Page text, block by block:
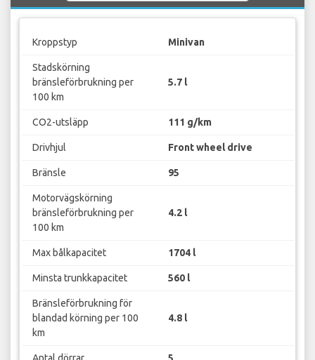
Kroppstyp Minivan
Stadskörning
bränsleförbrukning per
100 km
5.7 l
CO2-utsläpp 111 g/km
Drivhjul Front wheel drive
Bränsle 95
Motorvägskörning
bränsleförbrukning per
100 km
4.2 l
Max bålkapacitet 1704 l
Minsta trunkkapacitet 560 l
Bränsleförbrukning för
blandad körning per 100
km
4.8 l